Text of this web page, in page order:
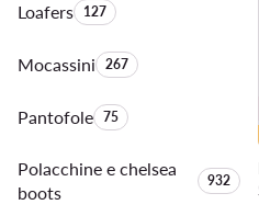
LoafersQuantità di prodotti:
127
MocassiniQuantità di prodotti:
267
PantofoleQuantità di prodotti:
75
Polacchine e chelsea
boots
932